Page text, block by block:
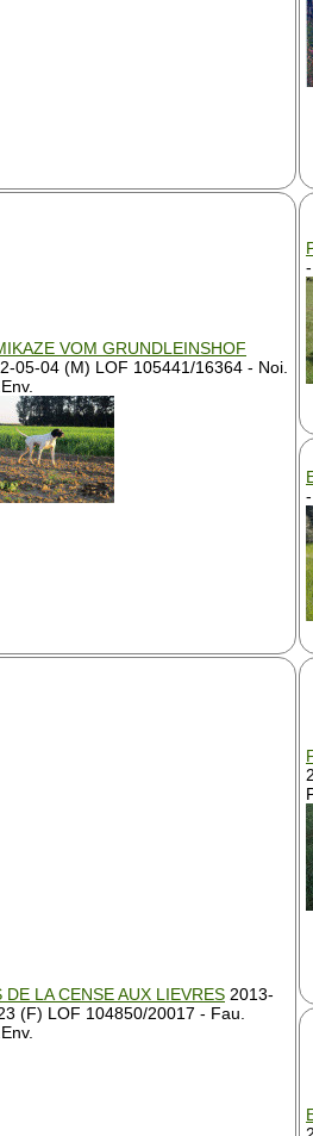
VOM GRUNDLEINSHOF
05-04 (M) LOF 105441/16364 - Noi.
DE LA CENSE AUX LIEVRES 2013-
(F) LOF 104850/20017 - Fau.